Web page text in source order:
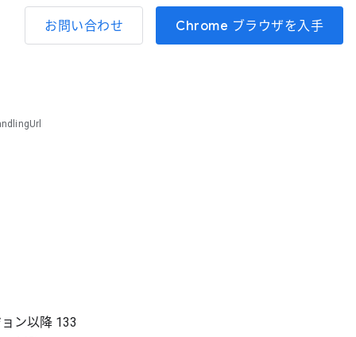
お問い合わせ Chrome ブラウザを入手
ン以降 133